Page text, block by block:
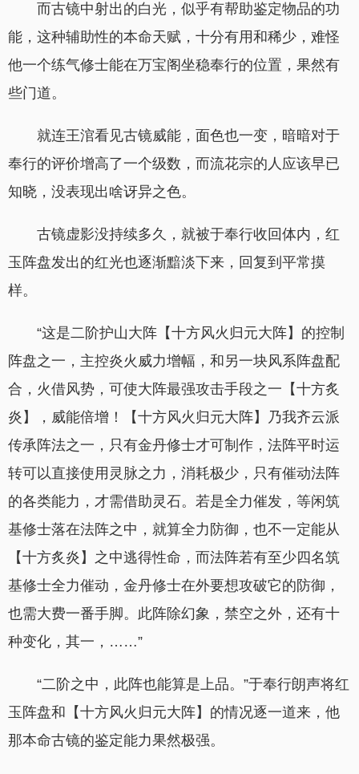
而古镜中射出的白光，似乎有帮助鉴定物品的功
能，这种辅助性的本命天赋，十分有用和稀少，难怪
他一个练气修士能在万宝阁坐稳奉行的位置，果然有
些门道。
就连王涫看见古镜威能，面色也一变，暗暗对于
奉行的评价增高了一个级数，而流花宗的人应该早已
知晓，没表现出啥讶异之色。
古镜虚影没持续多久，就被于奉行收回体内，红
玉阵盘发出的红光也逐渐黯淡下来，回复到平常摸
样。
“这是二阶护山大阵【十方风火归元大阵】的控制
阵盘之一，主控炎火威力增幅，和另一块风系阵盘配
合，火借风势，可使大阵最强攻击手段之一【十方炙
炎】，威能倍增！【十方风火归元大阵】乃我齐云派
传承阵法之一，只有金丹修士才可制作，法阵平时运
转可以直接使用灵脉之力，消耗极少，只有催动法阵
的各类能力，才需借助灵石。若是全力催发，等闲筑
基修士落在法阵之中，就算全力防御，也不一定能从
【十方炙炎】之中逃得性命，而法阵若有至少四名筑
基修士全力催动，金丹修士在外要想攻破它的防御，
也需大费一番手脚。此阵除幻象，禁空之外，还有十
种变化，其一，……”
“二阶之中，此阵也能算是上品。”于奉行朗声将红
玉阵盘和【十方风火归元大阵】的情况逐一道来，他
那本命古镜的鉴定能力果然极强。